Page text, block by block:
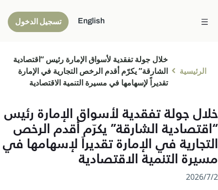
English تسجيل الدخول
الرئيسية
خلال جولة تفقدية لأسواق الإمارة رئيس “اقتصادية
الشارقة” يكرّم أقدم الرخص التجارية في الإمارة
تقديراً لإسهامها في مسيرة التنمية الاقتصادية
خلال جولة تفقدية لأسواق الإمارة رئيس
“اقتصادية الشارقة” يكرّم أقدم الرخص
التجارية في الإمارة تقديراً لإسهامها في
مسيرة التنمية الاقتصادية
2‏/7‏/2026